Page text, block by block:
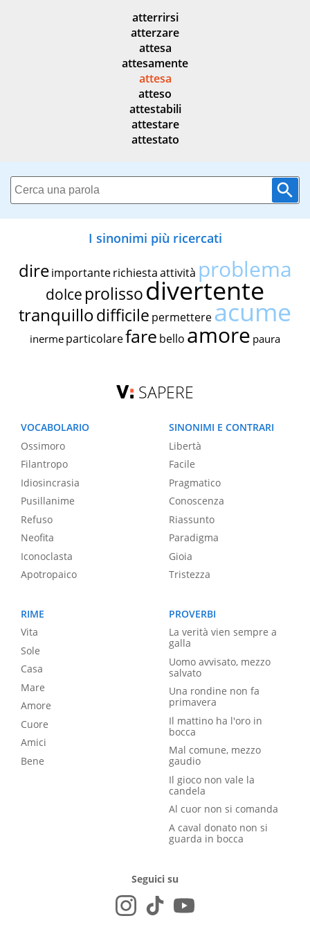
atterrirsi
atterzare
attesa
attesamente
attesa
atteso
attestabili
attestare
attestato
I sinonimi più ricercati
dire importante richiestaattività problema
dolce prolissodivertente
tranquillodifficile permettereacume
inerme particolarefare bello amore paura
SAPERE
VOCABOLARIO
Ossimoro
Filantropo
Idiosincrasia
Pusillanime
Refuso
Neofita
Iconoclasta
Apotropaico
SINONIMI E CONTRARI
Libertà
Facile
Pragmatico
Conoscenza
Riassunto
Paradigma
Gioia
Tristezza
RIME
Vita
Sole
Casa
Mare
Amore
Cuore
Amici
Bene
PROVERBI
La verità vien sempre a
galla
Uomo avvisato, mezzo
salvato
Una rondine non fa
primavera
Il mattino ha l'oro in
bocca
Mal comune, mezzo
gaudio
Il gioco non vale la
candela
Al cuor non si comanda
A caval donato non si
guarda in bocca
Seguici su